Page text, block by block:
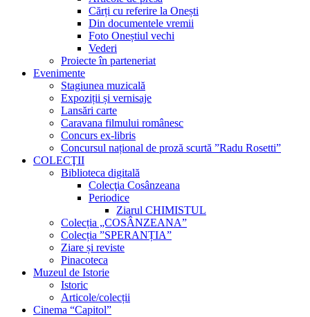
Cărți cu referire la Onești
Din documentele vremii
Foto Oneștiul vechi
Vederi
Proiecte în parteneriat
Evenimente
Stagiunea muzicală
Expoziții și vernisaje
Lansări carte
Caravana filmului românesc
Concurs ex-libris
Concursul național de proză scurtă ”Radu Rosetti”
COLECŢII
Biblioteca digitală
Colecţia Cosânzeana
Periodice
Ziarul CHIMISTUL
Colecția „COSÂNZEANA”
Colecția ”SPERANȚIA”
Ziare și reviste
Pinacoteca
Muzeul de Istorie
Istoric
Articole/colecții
Cinema “Capitol”